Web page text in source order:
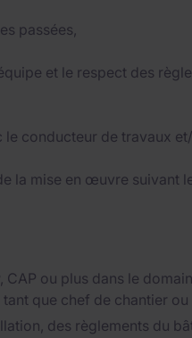
passées,
et le respect des
le conducteur de travaux
la mise en œuvre suivant
ou plus dans le
que chef de chantier
des règlements du